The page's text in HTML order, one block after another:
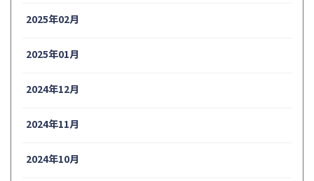
2025年02月
2025年01月
2024年12月
2024年11月
2024年10月